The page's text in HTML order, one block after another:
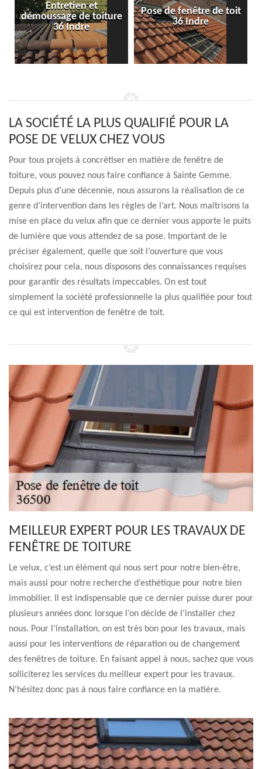
Entretien et
démoussage de toiture
36 Indre
Pose de fenêtre de toit
36 Indre
LA SOCIÉTÉ LA PLUS QUALIFIÉ POUR LA
POSE DE VELUX CHEZ VOUS
Pour tous projets à concrétiser en matière de fenêtre de
toiture, vous pouvez nous faire confiance à Sainte Gemme.
Depuis plus d’une décennie, nous assurons la réalisation de ce
genre d’intervention dans les règles de l’art. Nous maîtrisons la
mise en place du velux afin que ce dernier vous apporte le puits
de lumière que vous attendez de sa pose. Important de le
préciser également, quelle que soit l’ouverture que vous
choisirez pour cela, nous disposons des connaissances requises
pour garantir des résultats impeccables. On est tout
simplement la société professionnelle la plus qualifiée pour tout
ce qui est intervention de fenêtre de toit.
MEILLEUR EXPERT POUR LES TRAVAUX DE
FENÊTRE DE TOITURE
Le velux, c’est un élément qui nous sert pour notre bien-être,
mais aussi pour notre recherche d’esthétique pour notre bien
immobilier. Il est indispensable que ce dernier puisse durer pour
plusieurs années donc lorsque l’on décide de l’installer chez
nous. Pour l’installation, on est très bon pour les travaux, mais
aussi pour les interventions de réparation ou de changement
des fenêtres de toiture. En faisant appel à nous, sachez que vous
solliciterez les services du meilleur expert pour les travaux.
N’hésitez donc pas à nous faire confiance en la matière.